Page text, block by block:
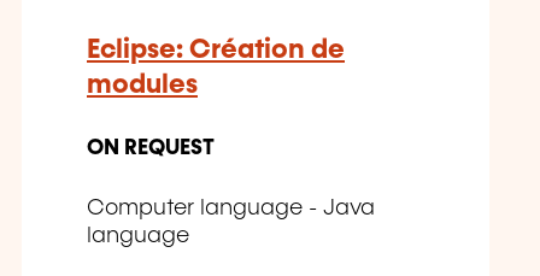
Eclipse: Création de
modules
ON REQUEST
Computer language - Java
language